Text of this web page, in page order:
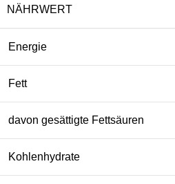
NÄHRWERT
Energie
Fett
davon gesättigte Fettsäuren
Kohlenhydrate